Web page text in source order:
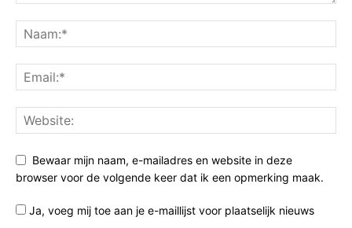
Bewaar mijn naam, e-mailadres en website in deze
browser voor de volgende keer dat ik een opmerking maak.
Ja, voeg mij toe aan je e-maillijst voor plaatselijk nieuws